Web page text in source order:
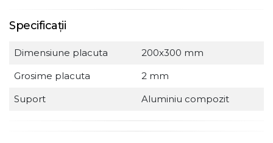
Specificații
Dimensiune placuta
200x300 mm
Grosime placuta
2 mm
Suport
Aluminiu compozit